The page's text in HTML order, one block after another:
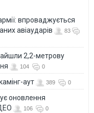
впроваджується
авіаударів
83
2,2-метрову
104 0
аут 389 0
оновлення
106 0